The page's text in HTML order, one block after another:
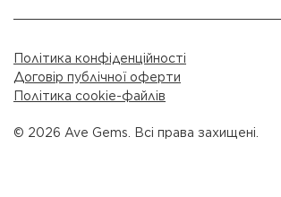
© 2026 Ave Gems. Всі права захищені.
Політика конфіденційності
Договір публічної оферти
Політика cookie-файлів